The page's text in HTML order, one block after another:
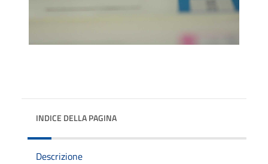
INDICE DELLA PAGINA
Descrizione